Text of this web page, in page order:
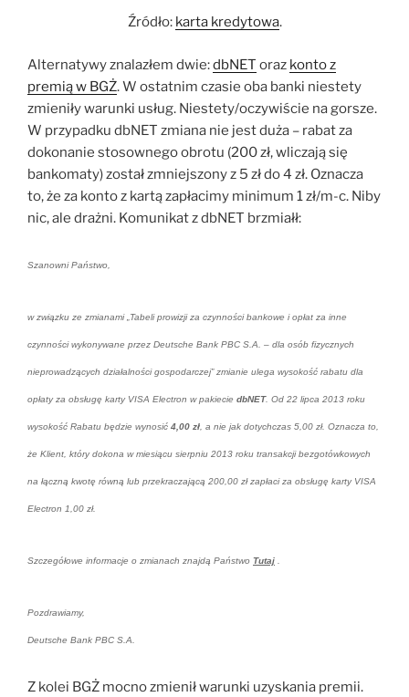
Źródło: karta kredytowa.
Alternatywy znalazłem dwie:dbNET oraz konto z
premią w BGŻ. W ostatnim czasie oba banki niestety
zmieniły warunki usług. Niestety/oczywiście na gorsze.
W przypadku dbNET zmiana nie jest duża – rabat za
dokonanie stosownego obrotu (200 zł, wliczają się
bankomaty) został zmniejszony z 5 zł do 4 zł. Oznacza
to, że za konto z kartą zapłacimy minimum 1 zł/m-c. Niby
nic, ale drażni. Komunikat z dbNET brzmiałł:
Szanowni Państwo,
w związku ze zmianami „Tabeli prowizji za czynności bankowe i opłat za inne
czynności wykonywane przez Deutsche Bank PBC S.A. – dla osób fizycznych
nieprowadzących działalności gospodarczej” zmianie ulega wysokość rabatu dla
opłaty za obsługę karty VISA Electron w pakiecie dbNET. Od 22 lipca 2013 roku
wysokość Rabatu będzie wynosić 4,00 zł , a nie jak dotychczas 5,00 zł. Oznacza to,
że Klient, który dokona w miesiącu sierpniu 2013 roku transakcji bezgotówkowych
na łączną kwotę równą lub przekraczającą 200,00 zł zapłaci za obsługę karty VISA
Electron 1,00 zł.
Szczegółowe informacje o zmianach znajdą Państwo Tutaj
Pozdrawiamy,
Deutsche Bank PBC S.A.
Z kolei BGŻ mocno zmienił warunki uzyskania premii.